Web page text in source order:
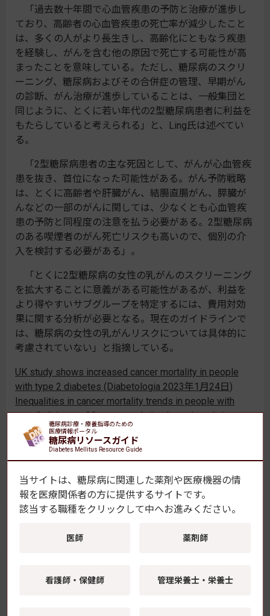
「過去数十年間で心血管疾患の予防と治療が進歩し
ており、高齢者の心血管疾患の死亡率が減少したこと
は、多くの人がより長生きし、高齢化にともなう疾患
を経験し、がんを含む他の原因で死亡する可能性が高
まったことを意味している。ただし、糖尿病のスクリ
ーニング、糖尿病およびその合併症の管理、早期がん
の診断、がん治療が進歩していることは、一般集団と
同じように、とくに若い年代の2型糖尿病患者に利益を
もたらしていると考えられる」と、Ling氏は述べてい
る。
「2型糖尿病患者の主な死因として、がんが心血管疾
患を抜き、首位になった可能性がある。がん予防戦略
は、とくに高齢者や肝臓がん、結腸直腸がん、膵臓が
んなどの一部のがんに関しては、少なくとも心血管疾
患の予防と同程度の注意を払う必要がある。2型糖尿病
のある喫煙者のがん死亡リスクも高いので、個別の介
入を検討する必要がある」。
「とくに2型糖尿病の女性の乳がんのスクリーニング
を拡大することに意義がある可能性があるが、利益を
より得やすいサブグループを特定するには、費用対効
果に関する分析が必要となる。現在のガイドラインで
は、糖尿病の女性の乳がんリスクについては具体的に
考慮されていない」と指摘している。
UK study shows increased cancer mortality in people
with type 2 diabetes (Diabetologia 2023年1月24日)
Inequalities in cancer mortality trends in people with
type 2 diabetes: 20 year population-based study in
England (Diabetologia 2023年1月24日)
Electronic Supplementary Material (Diabetologia 2023年
1月24日)
[ TERAHATA / 日本医療・健康情報研究所 ]
糖尿病・内分泌プラクティス
糖尿病診療・療養指導のための
医療情報ポータル
糖尿病リソースガイド
Diabetes Mellitus Resource Guide
当サイトは、糖尿病に関連した薬剤や医療機器の情
報を医療関係者の方に提供するサイトです。
該当する職種をクリックして中へお進みください。
医師 薬剤師
看護師・保健師 管理栄養士・栄養士